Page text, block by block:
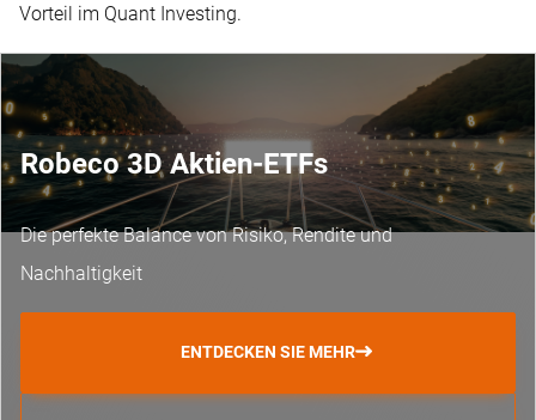
Vorteil im Quant Investing.
Robeco 3D Aktien-ETFs
Die perfekte Balance von Risiko, Rendite und
Nachhaltigkeit
ENTDECKEN SIE MEHR